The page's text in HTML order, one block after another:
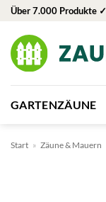
Zum
springen
Über 7.000 Produkte ✓
GARTENZÄUNE
Start » Zäune & Mauern